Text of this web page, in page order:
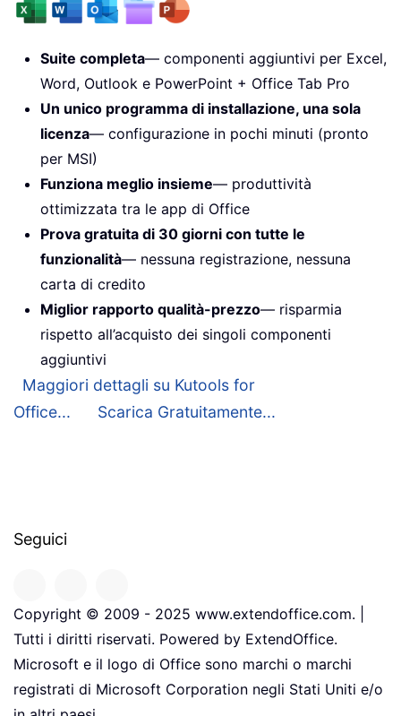
Suite completa— componenti aggiuntivi per Excel,
Word, Outlook e PowerPoint + Office Tab Pro
Un unico programma di installazione, una sola
licenza— configurazione in pochi minuti (pronto
per MSI)
Funziona meglio insieme— produttività
ottimizzata tra le app di Office
Prova gratuita di 30 giorni con tutte le
funzionalità— nessuna registrazione, nessuna
carta di credito
Miglior rapporto qualità-prezzo— risparmia
rispetto all’acquisto dei singoli componenti
aggiuntivi
Maggiori dettagli su Kutools for
Office...
Scarica Gratuitamente...
Seguici
Copyright © 2009 - 2025 www.extendoffice.com. |
Tutti i diritti riservati. Powered by ExtendOffice.
Microsoft e il logo di Office sono marchi o marchi
registrati di Microsoft Corporation negli Stati Uniti e/o